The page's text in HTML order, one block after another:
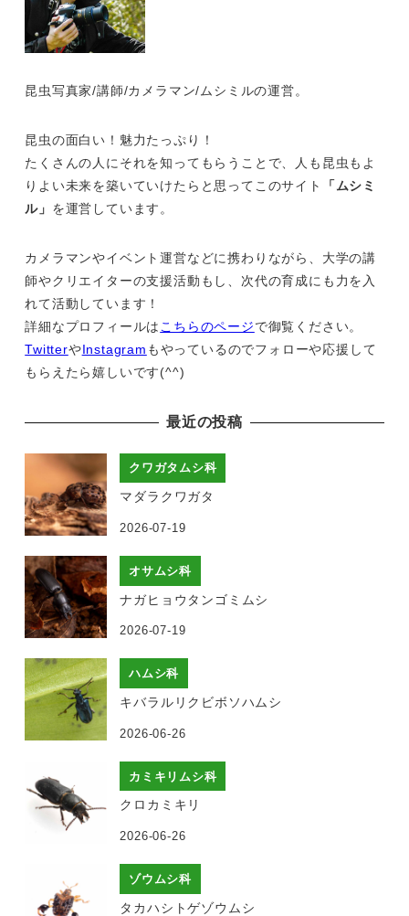
昆虫写真家/講師/カメラマン/ムシミルの運営。
昆虫の面白い！魅力たっぷり！
たくさんの人にそれを知ってもらうことで、人も昆虫もよ
りよい未来を築いていけたらと思ってこのサイト
「ムシミ
ル」 を運営しています。
カメラマンやイベント運営などに携わりながら、大学の講
師やクリエイターの支援活動もし、次代の育成にも力を入
れて活動しています！
詳細なプロフィールは こちらのページで御覧ください。
TwitterやInstagram もやっているのでフォローや応援して
もらえたら嬉しいです(^^)
最近の投稿
クワガタムシ科
マダラクワガタ
2026-07-19
オサムシ科
ナガヒョウタンゴミムシ
2026-07-19
ハムシ科
キバラルリクビボソハムシ
2026-06-26
カミキリムシ科
クロカミキリ
2026-06-26
ゾウムシ科
タカハシトゲゾウムシ